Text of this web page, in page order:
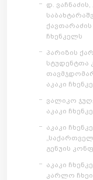
დ. ვაჩნაძის,
ჩხენკელს
პარიზის
სტუდენტთა
აკაკი
ვალიკო
აკაკი
აკაკი
გენუის
აკაკი
კარლო